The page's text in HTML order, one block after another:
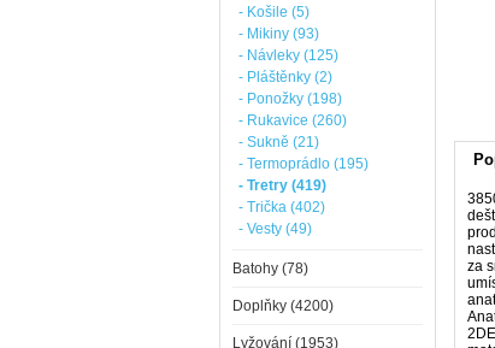
za
- Košile (5)
- Mikiny (93)
- Návleky (125)
- Pláštěnky (2)
- Ponožky (198)
- Rukavice (260)
- Sukně (21)
- Termoprádlo (195)
- Tretry (419)
- Trička (402)
- Vesty (49)
Batohy (78)
Doplňky (4200)
Lyžování (1953)